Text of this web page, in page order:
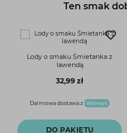
Ten smak
Lody o smaku Śmietanka z
lawendą
32,99 zł
Darmowa dostawa z
DO PAKIETU